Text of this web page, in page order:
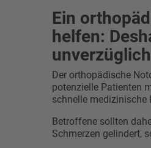
Ein
helfen:
Der orthopädische
potenzielle Patienten
schnelle medizinische
Betroffene sollten
Schmerzen gelindert,